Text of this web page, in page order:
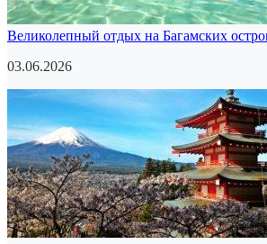
Великолепный отдых на Багамских
03.06.2026